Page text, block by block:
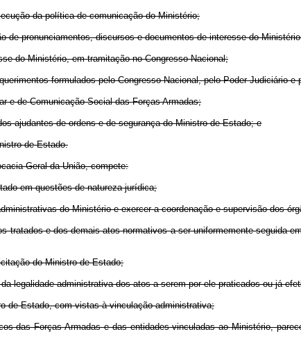
da política de comunicação do Ministério;
pronunciamentos, discursos e documentos de interesse do
Ministério, em tramitação no Congresso Nacional;
formulados pelo Congresso Nacional, pelo Poder Judiciário e
de Comunicação Social das Forças Armadas;
de-ordens e de segurança do Ministro de Estado; e
de Estado.
Geral da União, compete:
em questões de natureza jurídica;
do Ministério e exercer a coordenação e supervisão dos
e dos demais atos normativos a ser uniformemente seguida em
do Ministro de Estado;
administrativa dos atos a serem por ele praticados ou já
Estado, com vistas à vinculação administrativa;
Forças Armadas e das entidades vinculadas ao Ministério,